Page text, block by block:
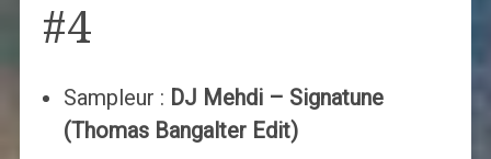
#4
Sampleur : DJ Mehdi – Signatune
(Thomas Bangalter Edit)